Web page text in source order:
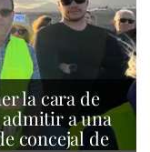
la cara de
a una
concejal de